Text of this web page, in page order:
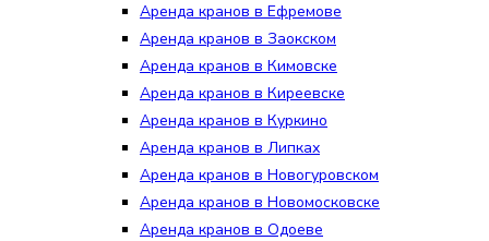
Аренда кранов в Ефремове
Аренда кранов в Заокском
Аренда кранов в Кимовске
Аренда кранов в Киреевске
Аренда кранов в Куркино
Аренда кранов в Липках
Аренда кранов в Новогуровском
Аренда кранов в Новомосковске
Аренда кранов в Одоеве